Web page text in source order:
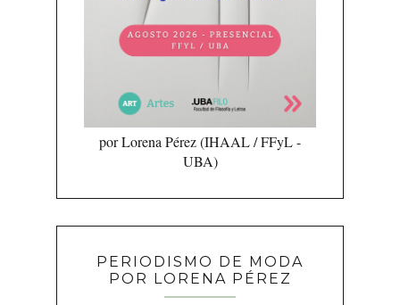
por Lorena Pérez (IHAAL / FFyL -
UBA)
PERIODISMO DE MODA
POR LORENA PÉREZ